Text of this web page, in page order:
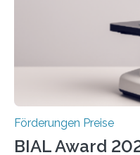
Forscherinnen und
werden soll eine
hochrangige
Förderungen Preise
BIAL Award